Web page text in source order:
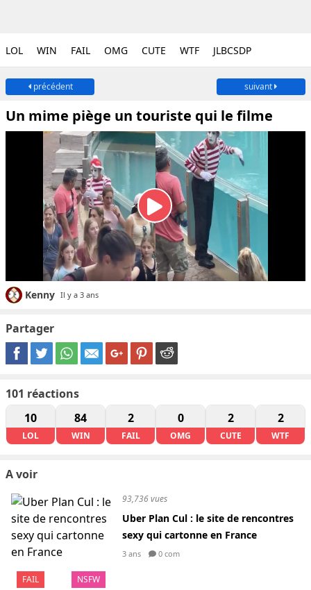
LOL WIN FAIL OMG CUTE WTF JLBCSDP
précédent suivant
Un mime piège un touriste qui le filme
Kenny Il y a 3 ans
Partager
101 réactions
10
LOL
84
WIN
2
FAIL
0
OMG
2
CUTE
2
WTF
A voir
FAIL NSFW
93,736 vues
Uber Plan Cul : le site de rencontres
sexy qui cartonne en France
3 ans 0 com